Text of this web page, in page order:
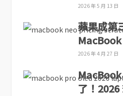
2026 年 5 月 13 日
蘋果成第
2026 年 4 月 27 日
了！